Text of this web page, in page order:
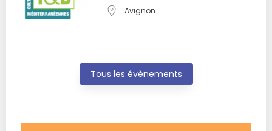
Avignon
Tous les évènements